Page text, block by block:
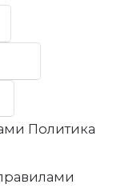
Политика